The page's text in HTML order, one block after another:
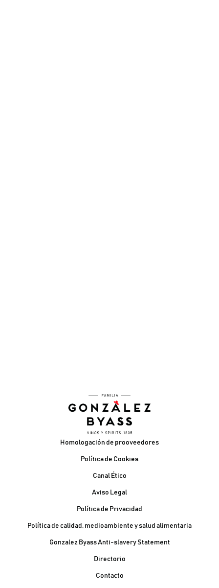
Pie de páginaHomologación de prooveedores
Política de Cookies
Canal Ético
Aviso Legal
Política de Privacidad
Política de calidad, medioambiente y salud alimentaria
Gonzalez Byass Anti-slavery Statement
Contacto Pie de página
Directorio
Contacto